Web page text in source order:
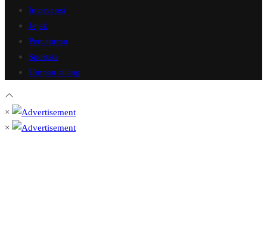
Intervensi
Jejak
Percaturan
Sportsta
Umpan silang
×
×